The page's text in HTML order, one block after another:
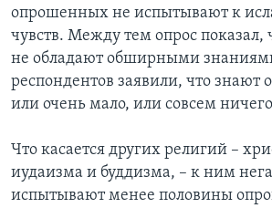
опрошенных не испытывают к
чувств. Между тем опрос
не обладают обширными
респондентов заявили, что знают
или очень мало, или совсем
Что касается других религий –
иудаизма и буддизма, – к ним
испытывают менее половины